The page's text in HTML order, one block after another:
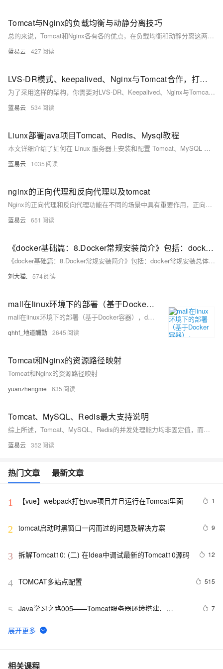
Tomcat与Nginx的负载均衡与动静分离技巧
总的来说，Tomcat和Nginx各有各的优点，在负载均衡和动静分离这两方面它们都有很好的应用。灵活使用这两个工具能够让Web应用具有更好的扩展性和用户体验。
蓝易云 427
LVS-DR模式、keepalived、Nginx与Tomcat合作，打造动静分离，高效负载均衡与高可用性
为了采用这样的架构，你需要对LVS-DR、Keepalived、Nginx与Tomcat有一定的理解和掌握，同时也需要投入一些时间去研究和配置，但是一旦你把它运行起来，你将会发现，这一切都是值得的。
蓝易云 534
Liunx部署java项目Tomcat、Redis、Mysql教程
本文详细介绍了如何在 Linux 服务器上安装和配置 Tomcat、MySQL 和 Redis，并部署 Java 项目。通过这些步骤，您可以搭建一个高效稳定的 Java 应用运行环境。希望本文能为您在实际操作中提供有价值的参考。
蓝易云 1035
nginx的正向代理和反向代理以及tomcat
Nginx的正向代理和反向代理功能在不同的场景中具有重要作用，正向代理主要用于客户端访问控制和匿名浏览，而反向代理则用于负载均衡和高可用性服务。Tomcat作为Java Web应用服务器，与Nginx结合使用，可以显著提升Web应用的性能和稳定性。通过合理配置Nginx和Tomcat，可以构建高效、稳定和可扩展的Web服务架构。
蓝易云 651
《docker基础篇：8.Docker常规安装简介》包括：docker常规安装总体步骤、安装tomcat、安装mysql、安装redis
《docker基础篇：8.Docker常规安装简介》包括：docker常规安装总体步骤、安装tomcat、安装mysql、安装redis
刘大猫. 574
mall在linux环境下的部署（基于Docker容器），Docker安装mysql、redis、nginx、rabbitmq、elasticsearch、logstash、kibana、mongo
mall在linux环境下的部署（基于Docker容器），docker安装mysql、redis、nginx、rabbitmq、elasticsearch、logstash、kibana、mongodb、minio详细教程，拉取镜像、运行容器
qhhf_地道酬勤 2645
Tomcat和Nginx的资源路径映射
Tomcat和Nginx的资源路径映射
yuanzhengme 635
Tomcat、MySQL、Redis最大支持说明
综上所述，Tomcat、MySQL、Redis的并发处理能力均非固定值，而是通过合理的配置与优化策略，结合系统硬件资源，共同决定了它们在实际应用中的表现。开发者应根据应用的具体需求和资源条件，对这些组件进行细致的调优，以达到最佳性能表现。
蓝易云 352
热门文章 最新文章
1 【vue】webpack打包vue项目并且运行在Tomcat里面 1
2 tomcat启动时黑窗口一闪而过的问题及解决方案 9
3 拆解Tomcat10: (二) 在Idea中调试最新的Tomcat10源码 12
4 TOMCAT多站点配置 515
5 Java学习之路005——Tomcat服务器环境搭建、
7
6 tomcat如何共享多个web应用会话
7 linux+tomcat+oracle_第四步
相关课程